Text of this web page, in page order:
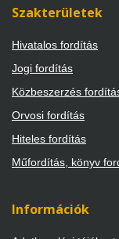
Szakterületek
Hivatalos fordítás
Jogi fordítás
Közbeszerzés
Orvosi fordítás
Hiteles fordítás
Műfordítás, könyv
Információk